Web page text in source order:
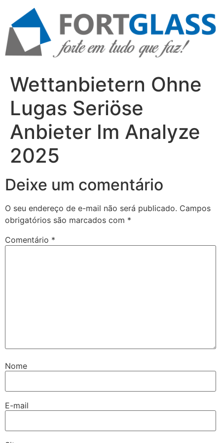
conteúdo
Wettanbietern Ohne
Lugas Seriöse
Anbieter Im Analyze
2025
Deixe um comentário
O seu endereço de e-mail não será publicado. Campos
obrigatórios são marcados com *
Comentário *
Nome
E-mail